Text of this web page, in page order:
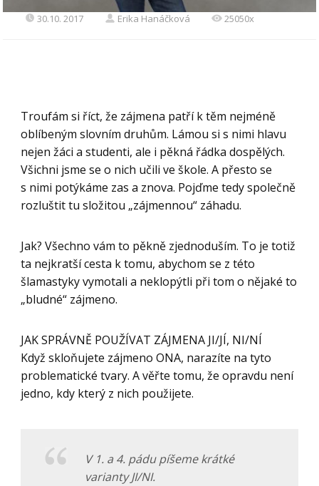
30.10. 2017 Erika Hanáčková 25050x
Troufám si říct, že zájmena patří k těm nejméně
oblíbeným slovním druhům. Lámou si s nimi hlavu
nejen žáci a studenti, ale i pěkná řádka dospělých.
Všichni jsme se o nich učili ve škole. A přesto se
s nimi potýkáme zas a znova. Pojďme tedy společně
rozluštit tu složitou „zájmennou“ záhadu.
Jak? Všechno vám to pěkně zjednoduším. To je totiž
ta nejkratší cesta k tomu, abychom se z této
šlamastyky vymotali a neklopýtli při tom o nějaké to
„bludné“ zájmeno.
JAK SPRÁVNĚ POUŽÍVAT ZÁJMENA JI/JÍ, NI/NÍ
Když skloňujete zájmeno ONA, narazíte na tyto
problematické tvary. A věřte tomu, že opravdu není
jedno, kdy který z nich použijete.
V 1. a 4. pádu píšeme krátké
varianty JI/NI.